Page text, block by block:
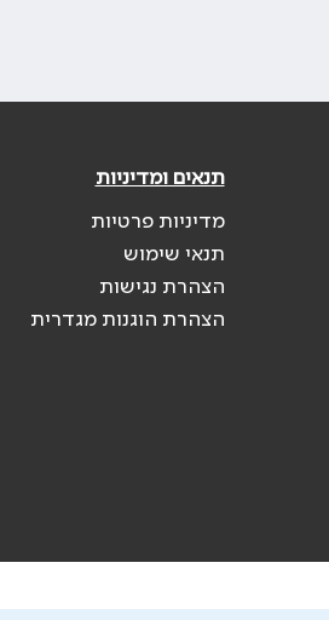
תנאים ומדיניות
מדיניות פרטיות
תנאי שימוש
הצהרת נגישות
הצהרת הוגנות מגדרית